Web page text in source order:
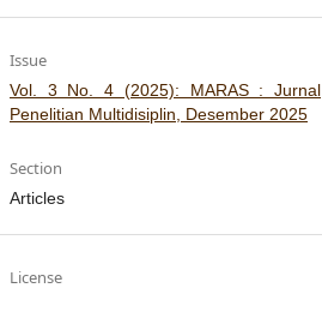
Issue
Vol. 3 No. 4 (2025): MARAS : Jurnal
Penelitian Multidisiplin, Desember 2025
Section
Articles
License